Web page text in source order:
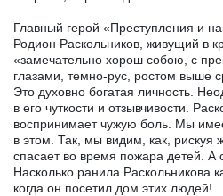
Главный герой «Преступления и
Родион Раскольников, живущий в
«замечательно хорош собою, с
глазами, темно-рус, ростом выше
Это духовно богатая личность.
в его чуткости и отзывчивости.
воспринимает чужую боль. Мы
в этом. Так, мы видим, как, рискуя
спасает во время пожара детей.
Насколько ранила Раскольникова
когда он посетил дом этих людей!